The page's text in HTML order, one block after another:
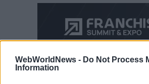
WebWorldNews - Do Not Process
Information